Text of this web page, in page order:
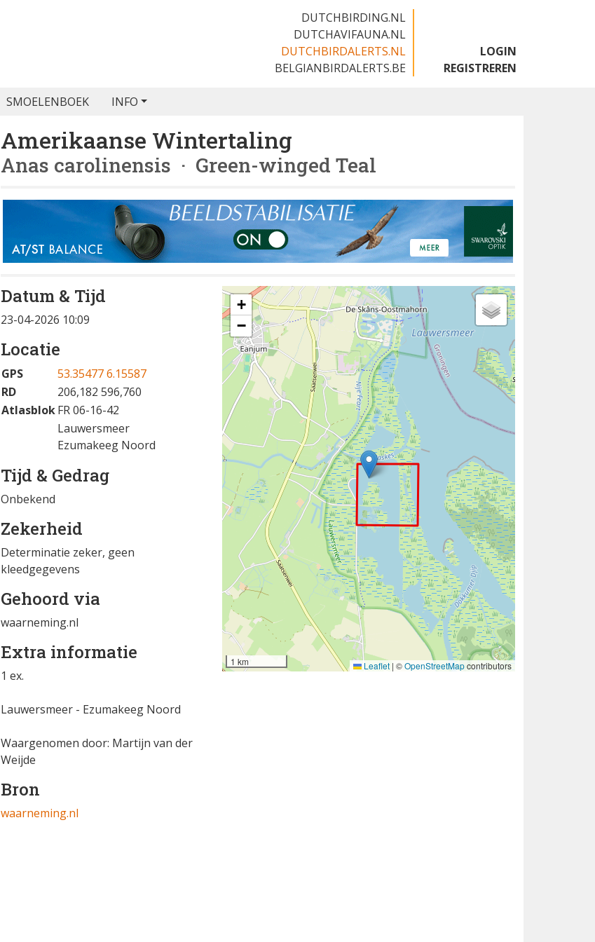
DUTCHBIRDING.NL
DUTCHAVIFAUNA.NL
DUTCHBIRDALERTS.NL
BELGIANBIRDALERTS.BE
LOGIN
REGISTREREN
SMOELENBOEK INFO
Amerikaanse Wintertaling
Anas carolinensis · Green-winged Teal
Datum & Tijd
23-04-2026 10:09
Locatie
GPS
53.35477 6.15587
RD
206,182 596,760
AtlasblokFR 06-16-42
Lauwersmeer
Ezumakeeg Noord
Tijd & Gedrag
Onbekend
Zekerheid
Determinatie zeker, geen
kleedgegevens
Gehoord via
waarneming.nl
Extra informatie
1 ex.
Lauwersmeer - Ezumakeeg Noord
Waargenomen door: Martijn van der
Weijde
Bron
waarneming.nl
+
−
1 km Leaflet | ©OpenStreetMapcontributors